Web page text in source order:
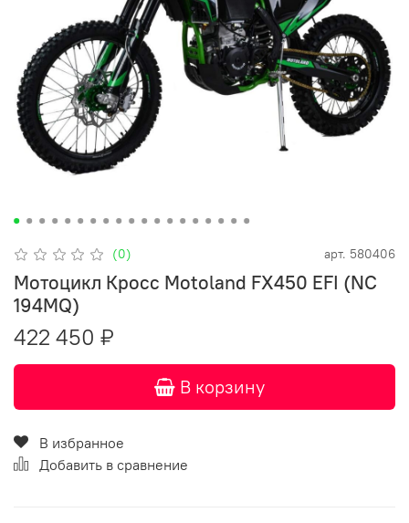
(0) арт. 580406
Мотоцикл Кросс Motoland FX450 EFI (NC
194MQ)
422 450 ₽
В корзину
В избранное
Добавить в сравнение